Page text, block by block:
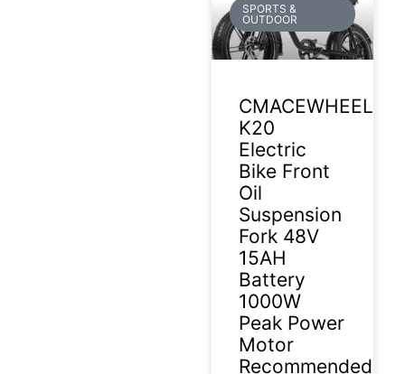
SPORTS &
OUTDOOR
CMACEWHEEL
K20
Electric
Bike Front
Oil
Suspension
Fork 48V
15AH
Battery
1000W
Peak Power
Motor
Recommended